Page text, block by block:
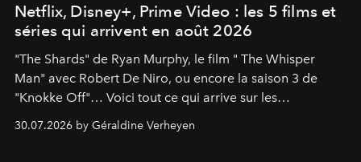
Netflix, Disney+, Prime Video : les 5 films et
séries qui arrivent en août 2026
"The Shards" de Ryan Murphy, le film " The Whisper
Man" avec Robert De Niro, ou encore la saison 3 de
"Knokke Off"… Voici tout ce qui arrive sur les
30.07.2026 by Géraldine Verheyen